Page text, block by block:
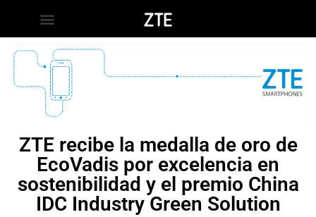
ZTE recibe la medalla de oro de
EcoVadis por excelencia en
sostenibilidad y el premio China
IDC Industry Green Solution